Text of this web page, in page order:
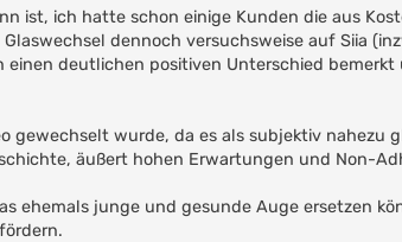
ist, ich hatte schon einige Kunden die aus
dennoch versuchsweise auf Siia
deutlichen positiven Unterschied bemerkt
gewechselt wurde, da es als subjektiv nahezu
äußert hohen Erwartungen und Non-
ehemals junge und gesunde Auge ersetzen